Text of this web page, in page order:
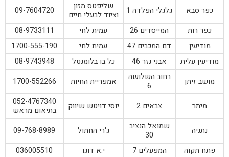
כפר סבא
גלגלי הפלדה 1
שליפטס מזון
וציוד לבעלי חיים
09-7604720
כפר רות
המייסדים 26 עמית לחי
08-9733111
מודיעין
דם המכבים 47 עמית לחי
1700-555-190
מודיעין עלית
אבני נזר 46 כל בו בלומנטל
08-9743948
מושב זיתן
רחוב השלושה
6
אמפריית החיות 1700-552266
מיתר צבאים 2 יוסי דויטש שיווק
052-4767340
בתיאום מראש
נתניה
שמואל הנציב
30
ג'רי החתול
09-768-8989
פתח תקוה
המפעלים 7 י.א דוגו
036005510